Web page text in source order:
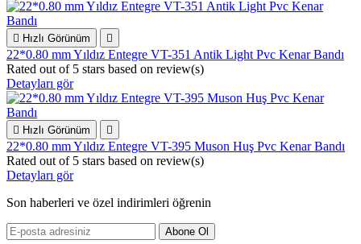
 Hızlı Görünüm 
22*0.80 mm Yıldız Entegre VT-351 Antik Light Pvc Kenar Bandı
Rated out of 5 stars based on review(s)
Detayları gör
 Hızlı Görünüm 
22*0.80 mm Yıldız Entegre VT-395 Muson Huş Pvc Kenar Bandı
Rated out of 5 stars based on review(s)
Detayları gör
Son haberleri ve özel indirimleri öğrenin